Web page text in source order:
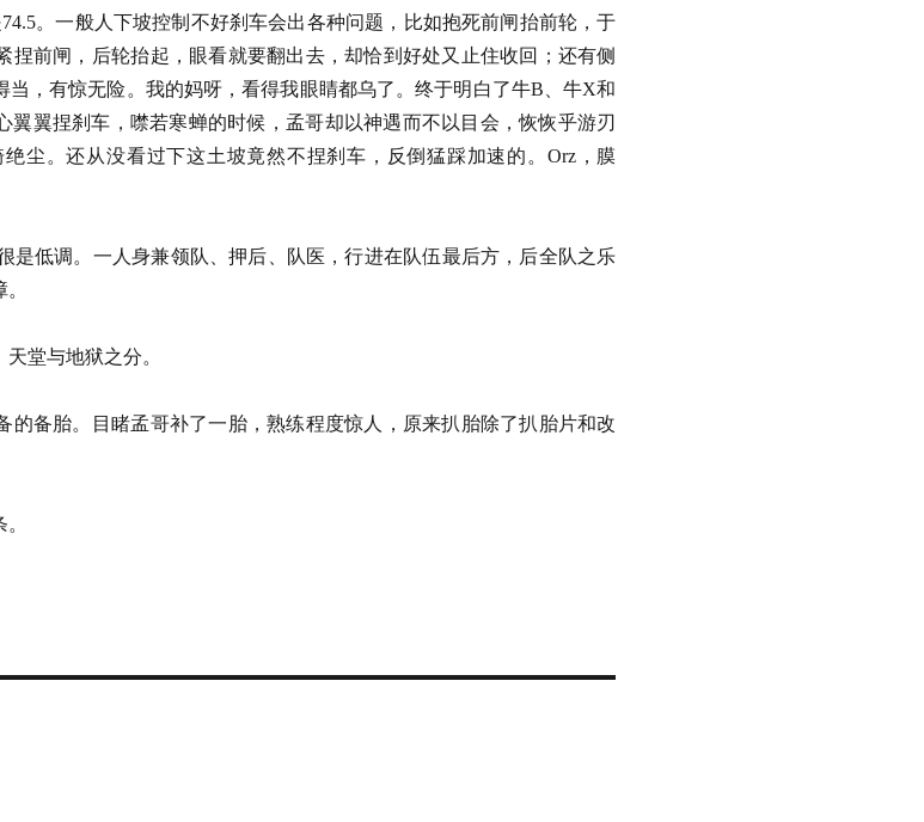
。一般人下坡控制不好刹车会出各种问题，比如抱死前闸抬前轮，于
捏前闸，后轮抬起，眼看就要翻出去，却恰到好处又止住收回；还有侧
，有惊无险。我的妈呀，看得我眼睛都乌了。终于明白了牛B、牛X和
翼捏刹车，噤若寒蝉的时候，孟哥却以神遇而不以目会，恢恢乎游刃
尘。还从没看过下这土坡竟然不捏刹车，反倒猛踩加速的。Orz，膜
是低调。一人身兼领队、押后、队医，行进在队伍最后方，后全队之乐
保障。
，天堂与地狱之分。
的备胎。目睹孟哥补了一胎，熟练程度惊人，原来扒胎除了扒胎片和改